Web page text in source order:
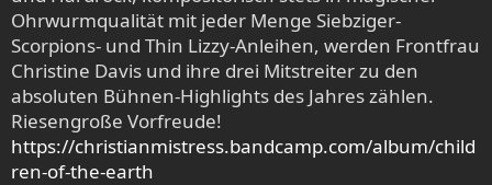
Ohrwurmqualität mit jeder Menge Siebziger-
Scorpions- und Thin Lizzy-Anleihen, werden Frontfrau
Christine Davis und ihre drei Mitstreiter zu den
absoluten Bühnen-Highlights des Jahres zählen.
Riesengroße Vorfreude!
https://christianmistress.bandcamp.com/album/child
ren-of-the-earth